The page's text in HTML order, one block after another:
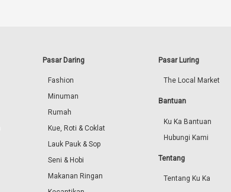
Pasar Daring
Fashion
Minuman
Rumah
Kue, Roti & Coklat
Lauk Pauk & Sop
Seni & Hobi
Makanan Ringan
Pasar Luring
The Local Market
Bantuan
Ku Ka Bantuan
Hubungi Kami
Tentang
Tentang Ku Ka